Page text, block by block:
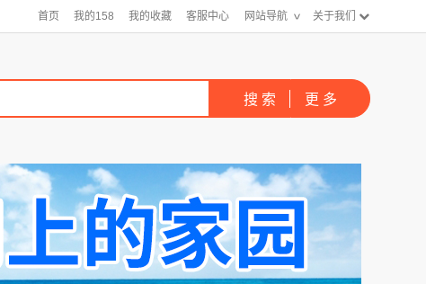
首页 我的158 我的收藏 客服中心 网站导航 关于我们